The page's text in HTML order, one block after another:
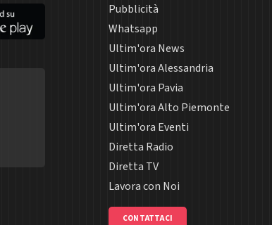
Pubblicità
Whatsapp
Ultim'ora News
Ultim'ora Alessandria
Ultim'ora Pavia
Ultim'ora Alto Piemonte
Ultim'ora Eventi
Diretta Radio
Diretta TV
Lavora con Noi
CONTATTACI